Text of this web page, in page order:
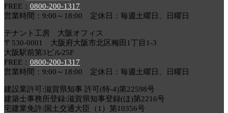
FREE： 0800-200-1317
営業時間：9:00～18:00 定休日：毎週土曜日、日曜日
テナント工房 大阪オフィス
〒530-0001 大阪府大阪市北区梅田1丁目1-3
大阪駅前第3ビル25F
FREE： 0800-200-1317
営業時間：9:00～18:00 定休日：毎週土曜日、日曜日
建設業許可:滋賀県知事 許可(特-4)第22598号
建築士事務所登録:滋賀県知事登録(ほ)第2216号
宅建業免許:国土交通大臣（1）第10356号